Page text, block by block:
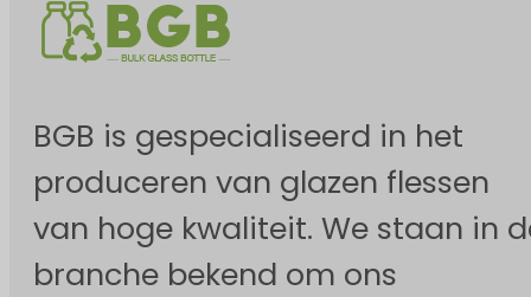
BGB is gespecialiseerd in het
produceren van glazen flessen
van hoge kwaliteit. We staan in
branche bekend om ons